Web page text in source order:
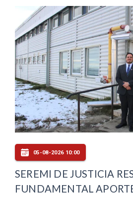
05-08-2026 10:00
SEREMI DE JUSTICIA
FUNDAMENTAL